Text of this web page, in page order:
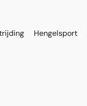
Hengelsport